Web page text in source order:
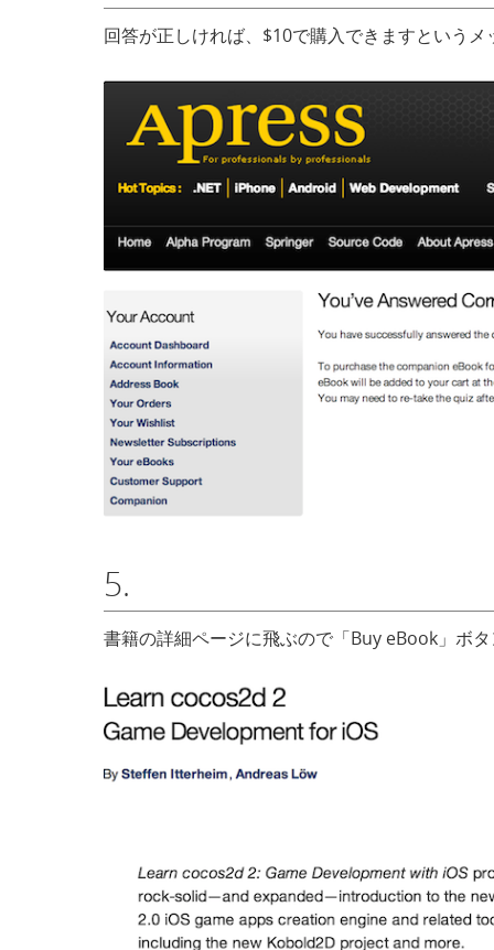
回答が正しければ、$10で購入できますという
5.
書籍の詳細ページに飛ぶので「Buy eBook」ボ